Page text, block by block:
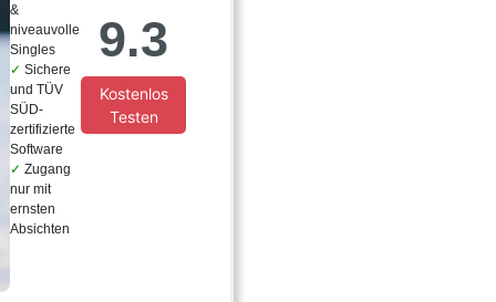
&
niveauvolle
Singles
Sichere
und TÜV
SÜD-
zertifizierte
Software
Zugang
nur mit
ernsten
Absichten
9.3
Kostenlos
Testen